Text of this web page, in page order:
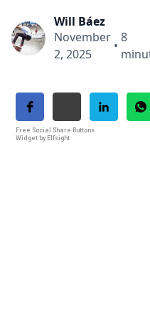
Will Báez
November
2, 2025
•
8
Free Social Share Buttons
Widget by Elfsight